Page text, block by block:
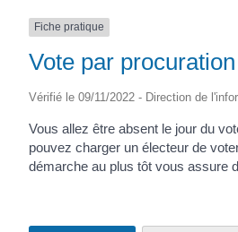
Fiche pratique
Vote par procuration
Vérifié le 09/11/2022 - Direction de
Vous allez être absent le jour du
pouvez charger un électeur de
démarche au plus tôt vous assure